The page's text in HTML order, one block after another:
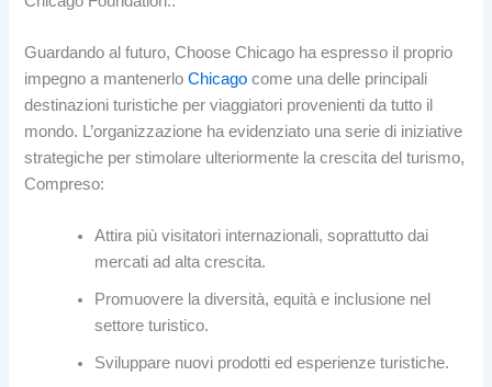
Guardando al futuro, Choose Chicago ha espresso il proprio
impegno a mantenerloChicago come una delle principali
destinazioni turistiche per viaggiatori provenienti da tutto il
mondo. L’organizzazione ha evidenziato una serie di iniziative
strategiche per stimolare ulteriormente la crescita del turismo,
Compreso:
Attira più visitatori internazionali, soprattutto dai
mercati ad alta crescita.
Promuovere la diversità, equità e inclusione nel
settore turistico.
Sviluppare nuovi prodotti ed esperienze turistiche.